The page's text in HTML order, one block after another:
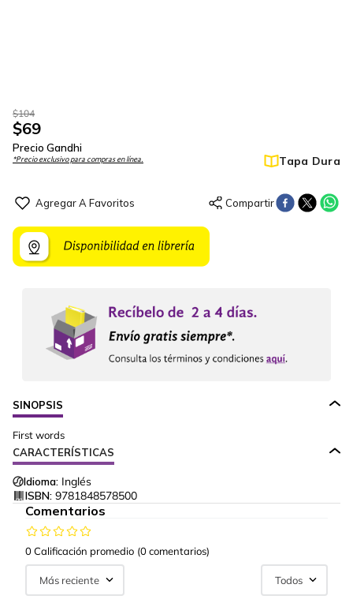
$104
$69
Precio Gandhi
*Precio exclusivo para compras en línea. Tapa Dura
SINOPSIS
First words
CARACTERÍSTICAS
Idioma: Inglés
ISBN: 9781848578500
Comentarios
0 Calificación promedio (0 comentarios)
Más reciente Todos